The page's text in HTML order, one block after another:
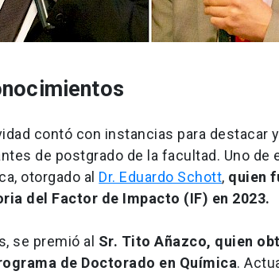
contó con instancias para destacar
de postgrado de la facultad. Uno de
otorgado al Dr. Eduardo Schott, quien
del Factor de Impacto (IF) en 2023.
se premió al Sr. Tito Añazco, quien
de Doctorado en Química.